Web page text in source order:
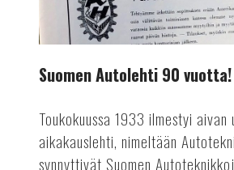
Suomen Autolehti 90 vuotta!
Toukokuussa 1933 ilmestyi aivan
aikakauslehti, nimeltään
synnyttivät Suomen